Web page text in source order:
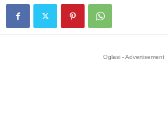
Oglasi - Advertisement